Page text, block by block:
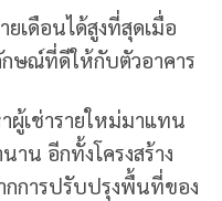
ยเดือนได้สูงที่สุดเมื่อ
ษณ์ที่ดีให้กับตัวอาคาร
ผู้เช่ารายใหม่มาแทน
าน อีกทั้งโครงสร้าง
กการปรับปรุงพื้นที่ของ